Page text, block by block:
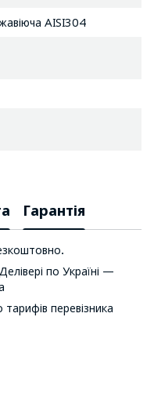
AISI304
Гарантія
по Україні —
перевізника